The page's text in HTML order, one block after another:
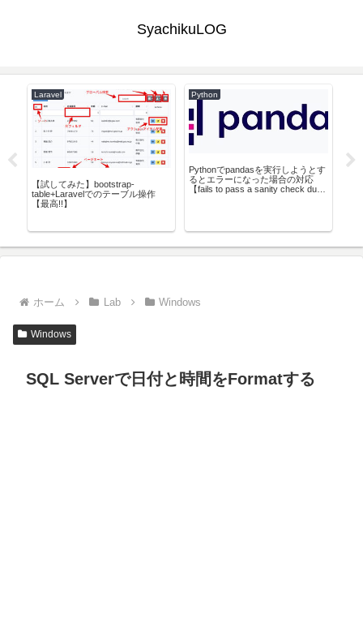
SyachikuLOG
Laravel
【試してみた】bootstrap-
table+Laravelでのテーブル操作
【最高!!】
Python
Pythonでpandasを実行しようとす
るとエラーになった場合の対応
【fails to pass a sanity check due
ホーム Lab Windows
Windows
SQL Serverで日付と時間をFormatする